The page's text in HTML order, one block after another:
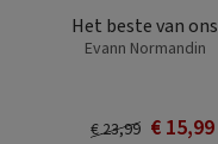
Het beste van ons
Evann Normandin
€ 15,99
€ 23,99